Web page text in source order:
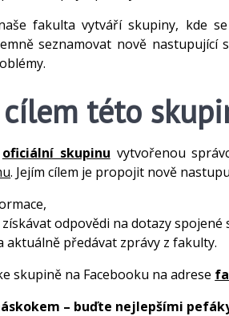
fakulta vytváří skupiny, kde se
seznamovat nově
této
oficiální skupinu vytvořenou
. Jejím cílem je propojit nově
odpovědi na dotazy spojené
aktuálně předávat zprávy z fakulty.
skupině na Facebooku na adrese
– buďte nejlepšími